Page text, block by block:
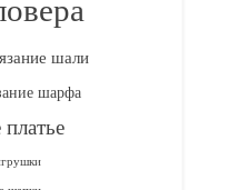
шали
шарфа